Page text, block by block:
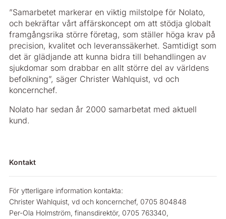
”Samarbetet markerar en viktig milstolpe för Nolato,
och bekräftar vårt affärskoncept om att stödja globalt
framgångsrika större företag, som ställer höga krav på
precision, kvalitet och leveranssäkerhet. Samtidigt som
det är glädjande att kunna bidra till behandlingen av
sjukdomar som drabbar en allt större del av världens
befolkning”, säger Christer Wahlquist, vd och
koncernchef.
Nolato har sedan år 2000 samarbetat med aktuell
kund.
Kontakt
För ytterligare information kontakta:
Christer Wahlquist, vd och koncernchef, 0705 804848
Per-Ola Holmström, finansdirektör, 0705 763340,